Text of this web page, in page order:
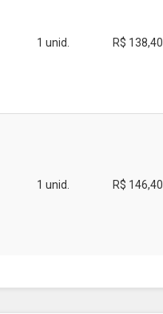
1 unid. R$ 138,40
1 unid. R$ 146,40